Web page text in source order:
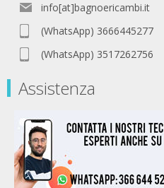
info[at]bagnoericambi.it
(WhatsApp) 3666445277
(WhatsApp) 3517262756
Assistenza